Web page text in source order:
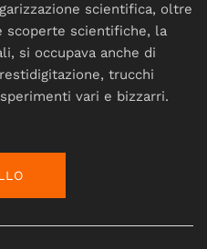
scientifica, oltre
scoperte scientifiche, la
si occupava anche di
trucchi
vari e bizzarri.